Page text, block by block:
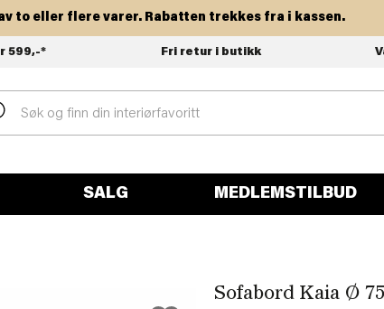
eller flere varer. Rabatten trekkes fra i kassen.
599,-* Fri retur i butikk
SALG MEDLEMSTILBUD
Sofabord Kaia Ø